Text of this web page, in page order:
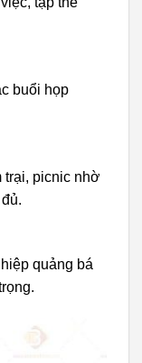
buổi họp
trại, picnic nhờ
quảng bá